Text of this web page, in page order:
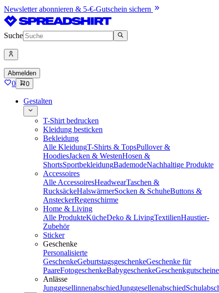
Newsletter abonnieren & 5-€-Gutschein sichern
Suche
Abmelden
0 0
Gestalten
T-Shirt bedrucken
Kleidung besticken
Bekleidung
Alle KleidungT-Shirts & TopsPullover &
HoodiesJacken & WestenHosen &
ShortsSportbekleidungBademodeNachhaltige Produkte
Accessoires
Alle AccessoiresHeadwearTaschen &
RucksäckeHalswärmerSocken & SchuheButtons &
AnsteckerRegenschirme
Home & Living
Alle ProdukteKücheDeko & LivingTextilienHaustier-
Zubehör
Sticker
Geschenke
Personalisierte
GeschenkeGeburtstagsgeschenkeGeschenke für
PaareFotogeschenkeBabygeschenkeGeschenkgutscheine
Anlässe
JunggesellinnenabschiedJunggesellenabschied